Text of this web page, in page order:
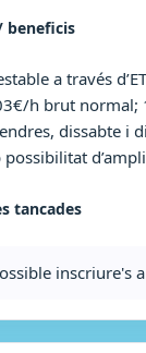
beneficis
a través
h brut
dissabte i
tancades
inscriure's